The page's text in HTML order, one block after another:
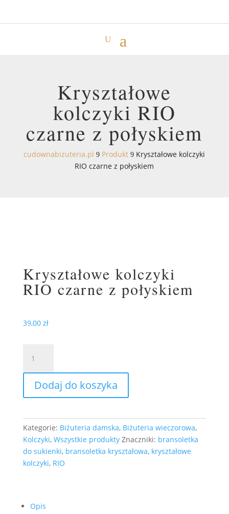
Kryształowe
kolczyki RIO
czarne z połyskiem
cudownabizuteria.pl 9 Produkt 9 Kryształowe kolczyki
RIO czarne z połyskiem
Kryształowe kolczyki
RIO czarne z połyskiem
39,00 zł
Kryształowe
kolczyki
czarne
połyskiem
Dodaj do koszyka
Kategorie: Biżuteria damska, Biżuteria wieczorowa,
Kolczyki, Wszystkie produkty Znaczniki: bransoletka
do sukienki, bransoletka kryształowa, kryształowe
kolczyki, RIO
Opis